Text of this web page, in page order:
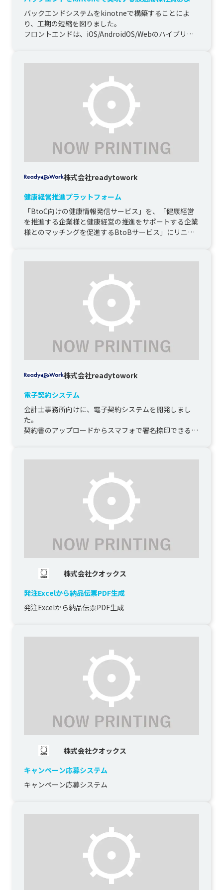
関係者向けレストランのオーダーシステム
バックエンドシステムをkinotneで構築することによ
り、工期の短縮を図りました。
フロントエンドは、iOS/AndroidOS/Webのハイブリッ
株式会社readytowork
健康経営推進プラットフォーム
「BtoC向けの健康情報発信サービス」を、「健康経営
を推進する企業様と健康経営の推進をサポートする企業
様とのマッチングを促進するBtoBサービス」にリニュ
株式会社readytowork
電子契約システム
会計士事務所向けに、電子契約システムを開発しまし
た。
契約書のアップロードからスマフォで署名捺印できる機
競合が多い領...
株式会社クオックス
発注Excelから納品伝票PDF生成
発注Excelから納品伝票PDF生成
株式会社クオックス
キャンペーン応募システム
キャンペーン応募システム